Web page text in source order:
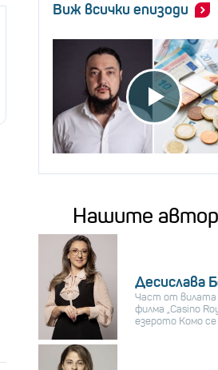
Виж всички епизоди
Нашите
Десислава
Част от
филма „Casino
езерото Комо се